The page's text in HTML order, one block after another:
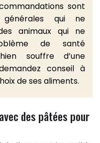
sont
générales qui ne
animaux qui ne
de santé
souffre d’une
conseil à
de ses aliments.
des pâtées pour